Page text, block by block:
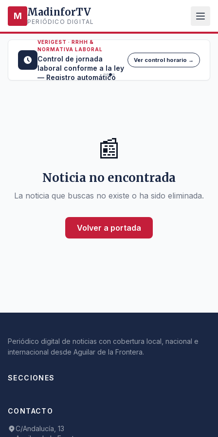
M MadinforTV
PERIÓDICO DIGITAL
VERIGEST · RRHH &
NORMATIVA LABORAL
Control de jornada
laboral conforme a la ley
— Registro automático
Ver control horario →
📰
Noticia no encontrada
La noticia que buscas no existe o ha sido eliminada.
Volver a portada
Periódico digital de noticias con cobertura local, nacional e
internacional desde Aguilar de la Frontera.
SECCIONES
CONTACTO
C/Andalucía, 13